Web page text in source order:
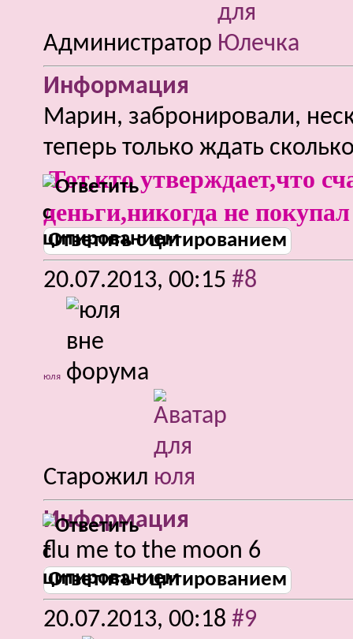
Администратор
Информация
Марин, забронировали,
теперь только ждать
Тот,кто утверждает,что
деньги,никогда не
Ответить с цитированием
20.07.2013, 00:15 #8
юля
Старожил
Информация
flu me to the moon 6
Ответить с цитированием
20.07.2013, 00:18 #9